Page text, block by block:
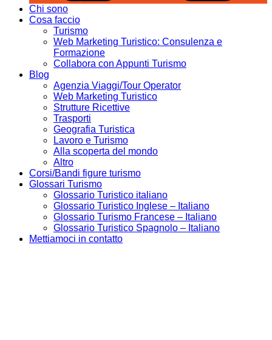
Chi sono
Cosa faccio
Turismo
Web Marketing Turistico: Consulenza e
Formazione
Collabora con Appunti Turismo
Blog
Agenzia Viaggi/Tour Operator
Web Marketing Turistico
Strutture Ricettive
Trasporti
Geografia Turistica
Lavoro e Turismo
Alla scoperta del mondo
Altro
Corsi/Bandi figure turismo
Glossari Turismo
Glossario Turistico italiano
Glossario Turistico Inglese – Italiano
Glossario Turismo Francese – Italiano
Glossario Turistico Spagnolo – Italiano
Mettiamoci in contatto